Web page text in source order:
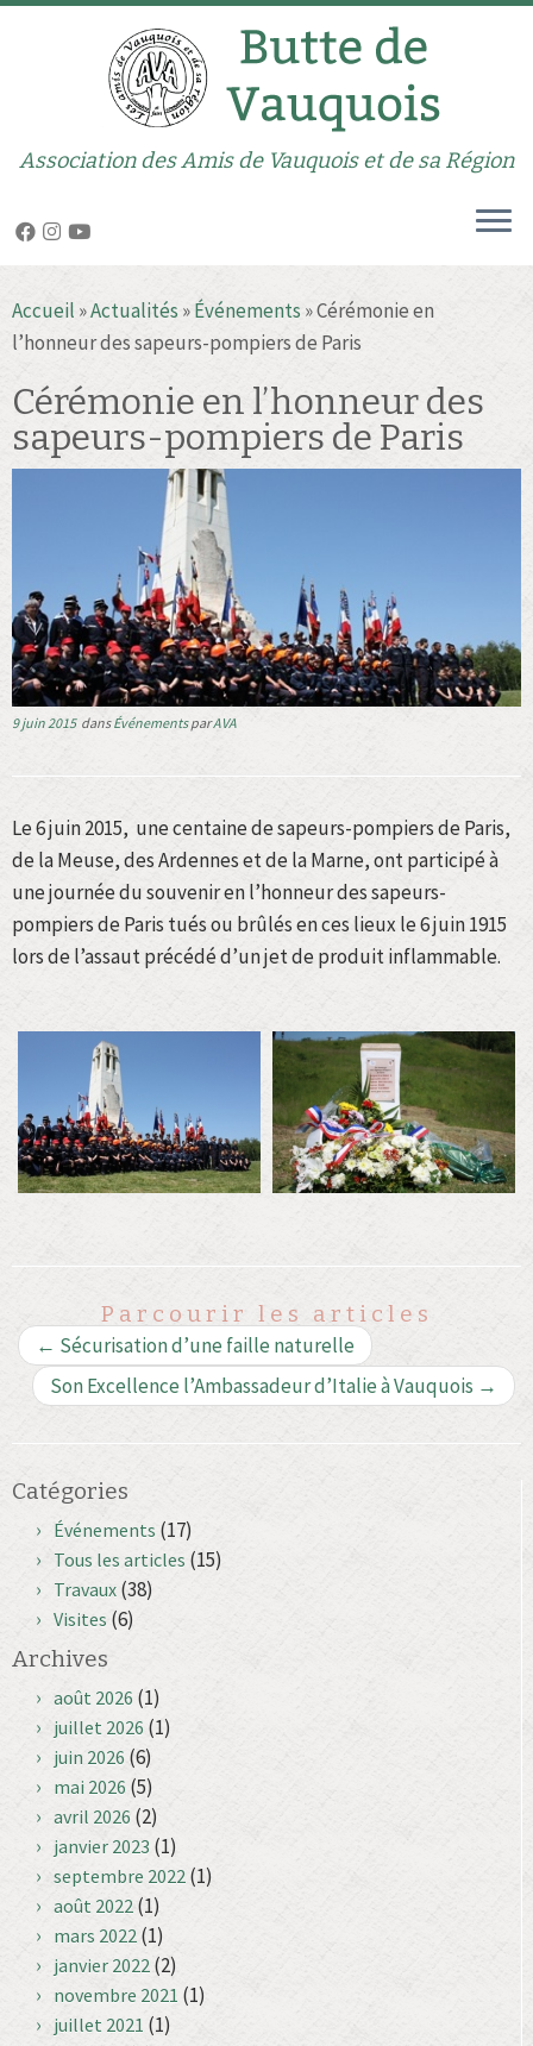
au
contenu
Association des Amis de Vauquois et de sa Région
Accueil »Actualités »Événements »Cérémonie en
l’honneur des sapeurs-pompiers de Paris
Cérémonie en l’honneur des
sapeurs-pompiers de Paris
9 juin 2015dansÉvénementsparAVA
Le 6 juin 2015, une centaine de sapeurs-pompiers de Paris,
de la Meuse, des Ardennes et de la Marne, ont participé à
une journée du souvenir en l’honneur des sapeurs-
pompiers de Paris tués ou brûlés en ces lieux le 6 juin 1915
lors de l’assaut précédé d’un jet de produit inflammable.
Parcourir les articles
← Sécurisation d’une faille naturelle
Son Excellence l’Ambassadeur d’Italie à Vauquois →
Catégories
Événements (17)
Tous les articles (15)
Travaux (38)
Visites (6)
Archives
août 2026 (1)
juillet 2026 (1)
juin 2026 (6)
mai 2026 (5)
avril 2026 (2)
janvier 2023 (1)
septembre 2022 (1)
août 2022 (1)
mars 2022 (1)
janvier 2022 (2)
novembre 2021 (1)
juillet 2021 (1)